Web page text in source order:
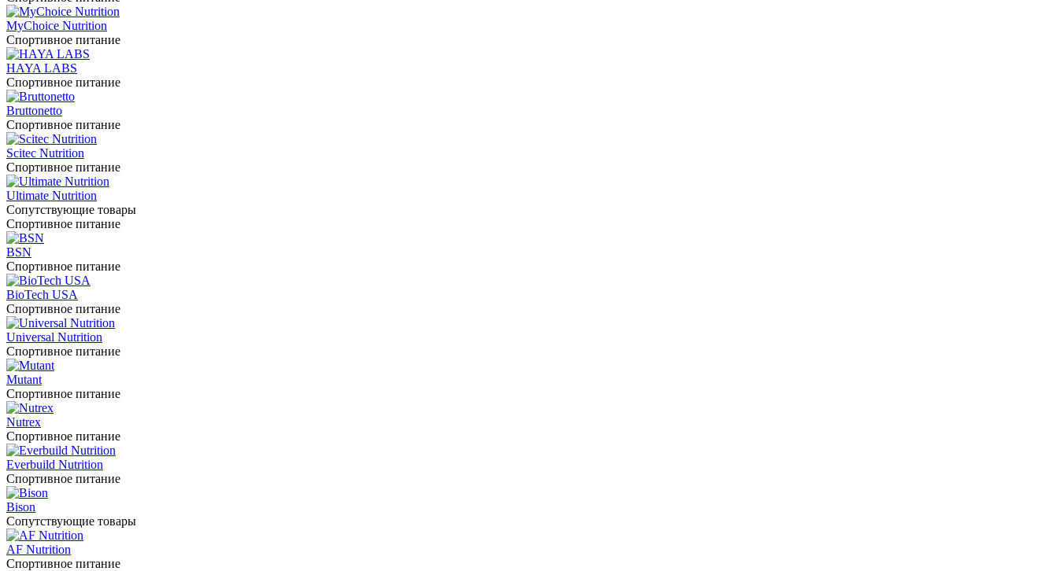
MyChoice Nutrition
Спортивное питание
HAYA LABS
Спортивное питание
Bruttonetto
Спортивное питание
Scitec Nutrition
Спортивное питание
Ultimate Nutrition
Сопутствующие товары
Спортивное питание
BSN
Спортивное питание
BioTech USA
Спортивное питание
Universal Nutrition
Спортивное питание
Mutant
Спортивное питание
Nutrex
Спортивное питание
Everbuild Nutrition
Спортивное питание
Bison
Сопутствующие товары
AF Nutrition
Спортивное питание